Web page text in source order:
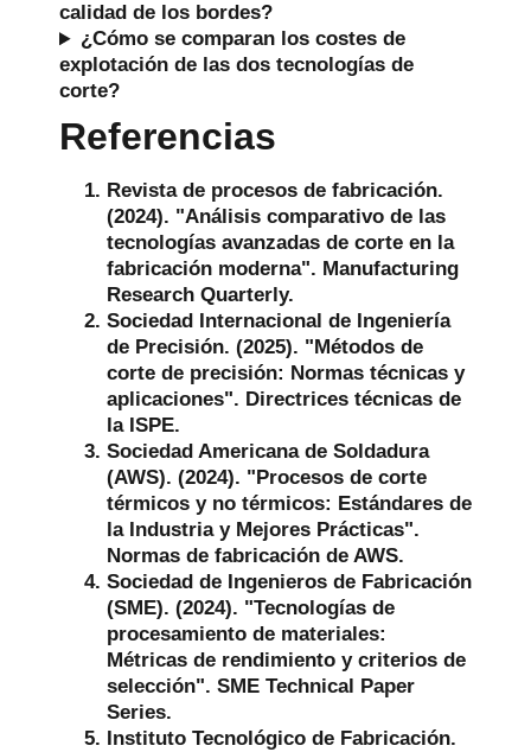
calidad de los bordes?
¿Cómo se comparan los costes de
explotación de las dos tecnologías de
corte?
Referencias
Revista de procesos de fabricación.
(2024). "Análisis comparativo de las
tecnologías avanzadas de corte en la
fabricación moderna". Manufacturing
Research Quarterly.
Sociedad Internacional de Ingeniería
de Precisión. (2025). "Métodos de
corte de precisión: Normas técnicas y
aplicaciones". Directrices técnicas de
la ISPE.
Sociedad Americana de Soldadura
(AWS). (2024). "Procesos de corte
térmicos y no térmicos: Estándares de
la Industria y Mejores Prácticas".
Normas de fabricación de AWS.
Sociedad de Ingenieros de Fabricación
(SME). (2024). "Tecnologías de
procesamiento de materiales:
Métricas de rendimiento y criterios de
selección". SME Technical Paper
Series.
Instituto Tecnológico de Fabricación.